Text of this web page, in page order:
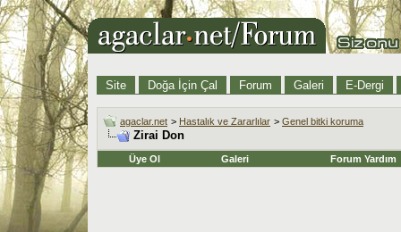
Site Doğa İçin Çal Forum Galeri E-Dergi
agaclar.net > Hastalık ve Zararlılar > Genel bitki koruma
Zirai Don
Üye Ol Galeri Forum Yardım